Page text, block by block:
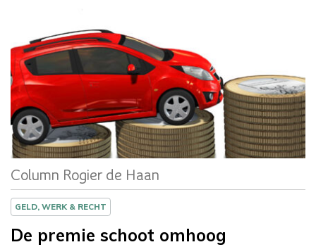
Column
Rogier de Haan
Column Rogier de Haan
GELD, WERK & RECHT
De premie schoot omhoog